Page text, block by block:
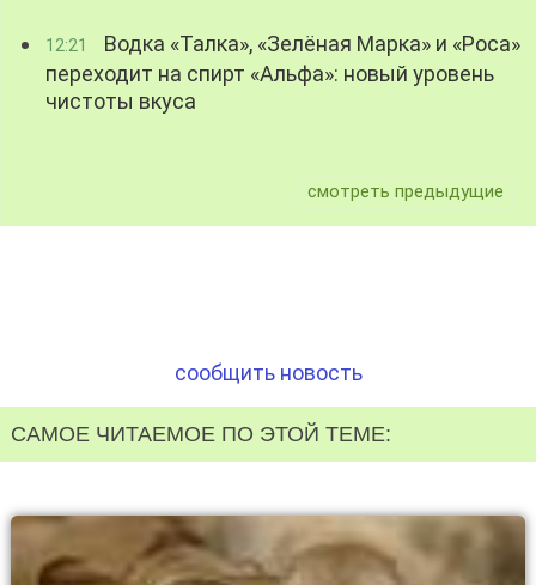
12:21
Водка «Талка», «Зелёная Марка» и «Роса»
переходит на спирт «Альфа»: новый уровень
чистоты вкуса
смотреть предыдущие
сообщить новость
САМОЕ ЧИТАЕМОЕ ПО ЭТОЙ ТЕМЕ: